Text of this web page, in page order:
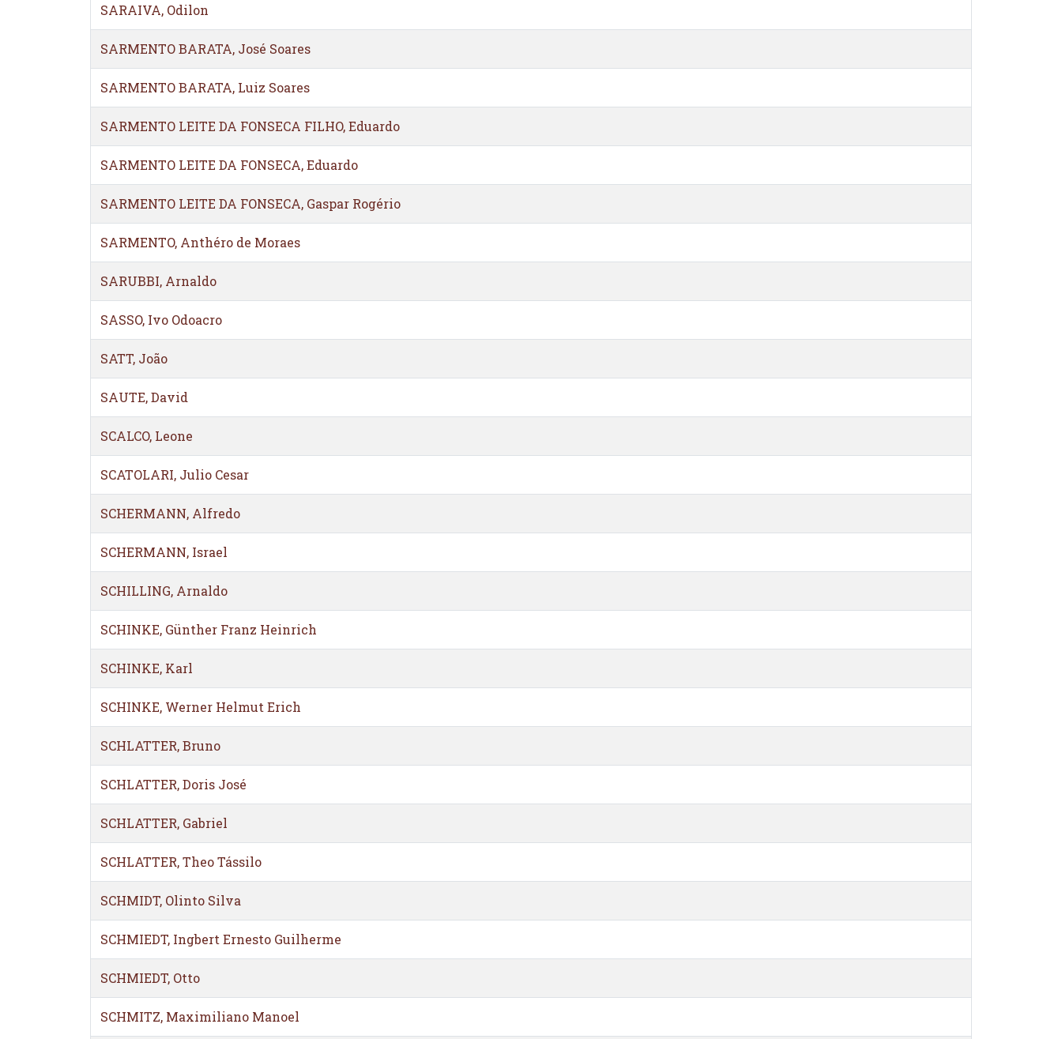
SARAIVA, Odilon
SARMENTO BARATA, José Soares
SARMENTO BARATA, Luiz Soares
SARMENTO LEITE DA FONSECA FILHO, Eduardo
SARMENTO LEITE DA FONSECA, Eduardo
SARMENTO LEITE DA FONSECA, Gaspar Rogério
SARMENTO, Anthéro de Moraes
SARUBBI, Arnaldo
SASSO, Ivo Odoacro
SATT, João
SAUTE, David
SCALCO, Leone
SCATOLARI, Julio Cesar
SCHERMANN, Alfredo
SCHERMANN, Israel
SCHILLING, Arnaldo
SCHINKE, Günther Franz Heinrich
SCHINKE, Karl
SCHINKE, Werner Helmut Erich
SCHLATTER, Bruno
SCHLATTER, Doris José
SCHLATTER, Gabriel
SCHLATTER, Theo Tássilo
SCHMIDT, Olinto Silva
SCHMIEDT, Ingbert Ernesto Guilherme
SCHMIEDT, Otto
SCHMITZ, Maximiliano Manoel